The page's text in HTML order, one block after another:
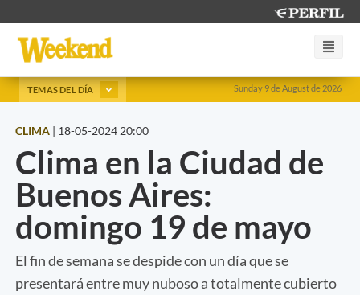
Sunday 9 de August de 2026
TEMAS DEL DÍA
CLIMA | 18-05-2024 20:00
Clima en la Ciudad de
Buenos Aires:
domingo 19 de mayo
El fin de semana se despide con un día que se
presentará entre muy nuboso a totalmente cubierto